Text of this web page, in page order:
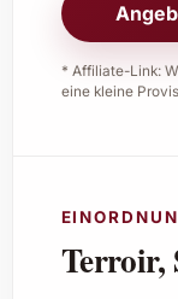
* Affiliate-Link:
eine kleine
Terroir,